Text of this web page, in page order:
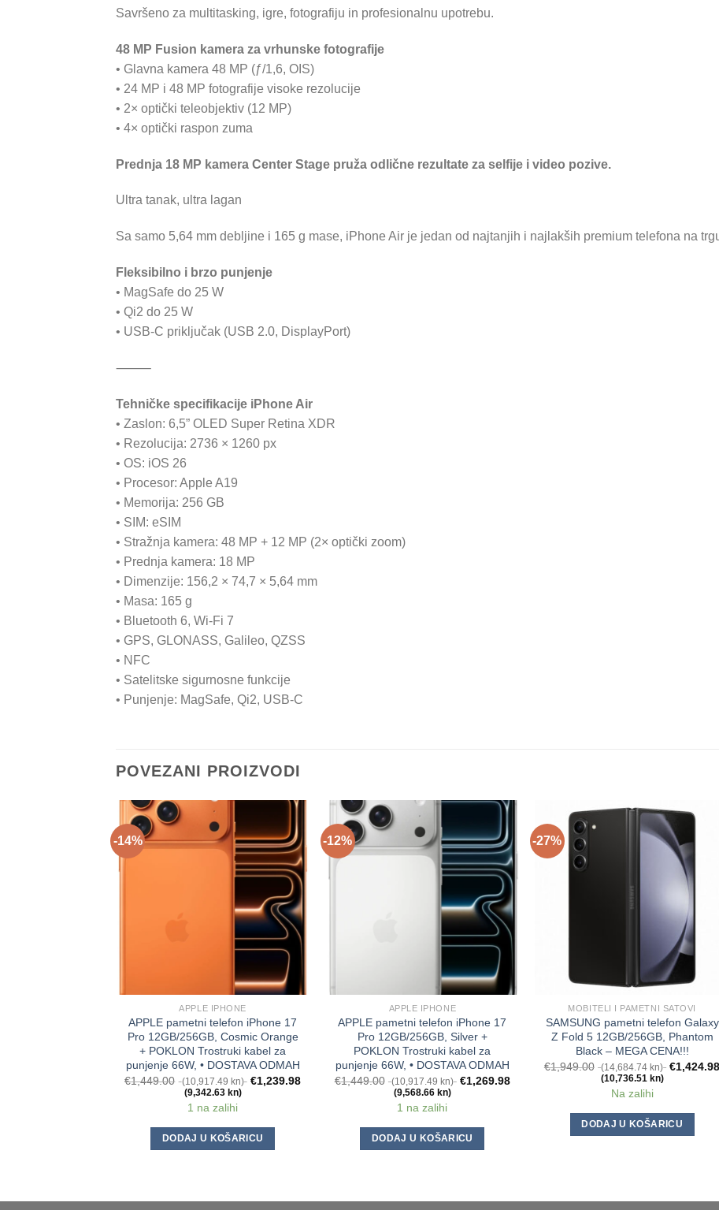
Savršeno za multitasking, igre, fotografiju in profesionalnu upotrebu.
48 MP Fusion kamera za vrhunske fotografije
• Glavna kamera 48 MP (ƒ/1,6, OIS)
• 24 MP i 48 MP fotografije visoke rezolucije
• 2× optički teleobjektiv (12 MP)
• 4× optički raspon zuma
Prednja 18 MP kamera Center Stage pruža odlične rezultate za selfije i video pozive.
Ultra tanak, ultra lagan
Sa samo 5,64 mm debljine i 165 g mase, iPhone Air je jedan od najtanjih i najlakših premium telefona na
Fleksibilno i brzo punjenje
• MagSafe do 25 W
• Qi2 do 25 W
• USB-C priključak (USB 2.0, DisplayPort)
⸻
Tehničke specifikacije iPhone Air
• Zaslon: 6,5” OLED Super Retina XDR
• Rezolucija: 2736 × 1260 px
• OS: iOS 26
• Procesor: Apple A19
• Memorija: 256 GB
• SIM: eSIM
• Stražnja kamera: 48 MP + 12 MP (2× optički zoom)
• Prednja kamera: 18 MP
• Dimenzije: 156,2 × 74,7 × 5,64 mm
• Masa: 165 g
• Bluetooth 6, Wi-Fi 7
• GPS, GLONASS, Galileo, QZSS
• NFC
• Satelitske sigurnosne funkcije
• Punjenje: MagSafe, Qi2, USB-C
POVEZANI PROIZVODI
-14%
APPLE IPHONE
APPLE pametni telefon iPhone 17
Pro 12GB/256GB, Cosmic Orange
+ POKLON Trostruki kabel za
punjenje 66W, • DOSTAVA ODMAH
€1,449.00 (10,917.49 kn) €1,239.98
(9,342.63 kn)
1 na zalihi
DODAJ U KOŠARICU
-12%
APPLE IPHONE
APPLE pametni telefon iPhone 17
Pro 12GB/256GB, Silver +
POKLON Trostruki kabel za
punjenje 66W, • DOSTAVA ODMAH
€1,449.00 (10,917.49 kn) €1,269.98
(9,568.66 kn)
1 na zalihi
DODAJ U KOŠARICU
-27%
MOBITELI I PAMETNI SATOVI
SAMSUNG pametni telefon Galaxy
Z Fold 5 12GB/256GB, Phantom
Black – MEGA CENA!!!
€1,949.00 (14,684.74 kn) €1,424.98
(10,736.51 kn)
Na zalihi
DODAJ U KOŠARICU